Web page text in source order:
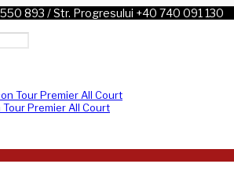
893 / Str. Progresului +40 740 091 130
Premier All Court